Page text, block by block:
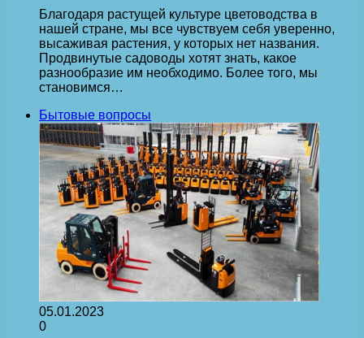
Благодаря растущей культуре цветоводства в
нашей стране, мы все чувствуем себя уверенно,
высаживая растения, у которых нет названия.
Продвинутые садоводы хотят знать, какое
разнообразие им необходимо. Более того, мы
становимся…
Бытовые вопросы
05.01.2023
0